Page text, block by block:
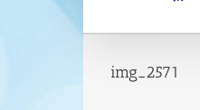
img_2571